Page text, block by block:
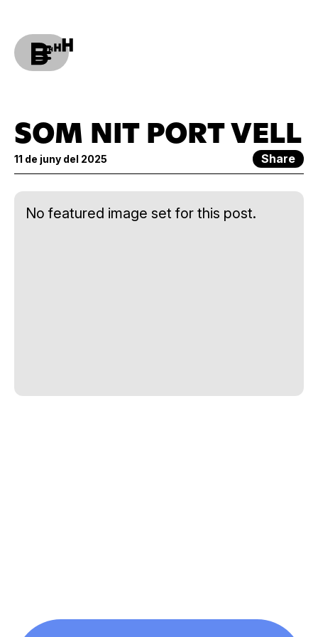
SOM NIT PORT VELL
11 de juny del 2025 Share
No featured image set for this post.